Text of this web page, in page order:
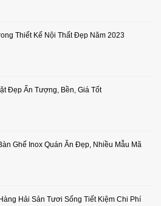
Thiết Kế Nội Thất Đẹp Năm 2023
Đẹp Ấn Tượng, Bền, Giá Tốt
Ghế Inox Quán Ăn Đẹp, Nhiều Mẫu Mã
Hải Sản Tươi Sống Tiết Kiệm Chi Phí